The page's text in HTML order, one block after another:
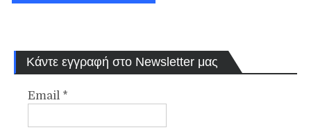
Κάντε εγγραφή στο Newsletter μας
Email *